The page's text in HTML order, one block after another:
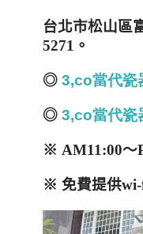
台北市松山區
5271 。
◎ 3,co當代瓷
◎ 3,co當代瓷
※ AM11:00～
※ 免費提供